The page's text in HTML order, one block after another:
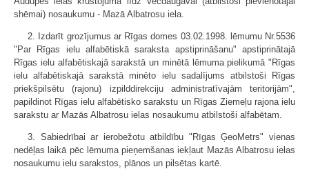
shēmai) nosaukumu - Mazā Albatrosu iela.
2. Izdarīt grozījumus ar Rīgas domes 03.02.1998. lēmumu Nr.5536
"Par Rīgas ielu alfabētiskā saraksta apstiprināšanu" apstiprinātajā
Rīgas ielu alfabētiskajā sarakstā un minētā lēmuma pielikumā "Rīgas
ielu alfabētiskajā sarakstā minēto ielu sadalījums atbilstoši Rīgas
priekšpilsētu (rajonu) izpilddirekciju administratīvajām teritorijām",
papildinot Rīgas ielu alfabētisko sarakstu un Rīgas Ziemeļu rajona ielu
sarakstu ar Mazās Albatrosu ielas nosaukumu atbilstoši alfabētam.
3. Sabiedrībai ar ierobežotu atbildību "Rīgas ĢeoMetrs" vienas
nedēļas laikā pēc lēmuma pieņemšanas iekļaut Mazās Albatrosu ielas
nosaukumu ielu sarakstos, plānos un pilsētas kartē.